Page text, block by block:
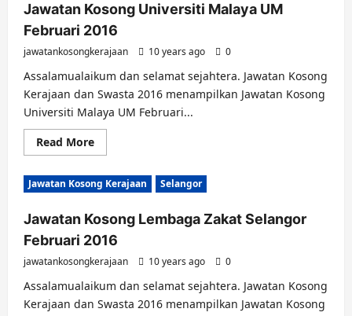
Terengganu
Tengah
April
2016
Jawatan Kosong Universiti Malaya UM
Februari 2016
jawatankosongkerajaan 10 years ago 0
Assalamualaikum dan selamat sejahtera. Jawatan Kosong
Kerajaan dan Swasta 2016 menampilkan Jawatan Kosong
Universiti Malaya UM Februari...
Read MoreRead
more
Jawatan
Kosong
Universiti
UM
Februari
2016
Jawatan Kosong Kerajaan Selangor
Jawatan Kosong Lembaga Zakat Selangor
Februari 2016
jawatankosongkerajaan 10 years ago 0
Assalamualaikum dan selamat sejahtera. Jawatan Kosong
Kerajaan dan Swasta 2016 menampilkan Jawatan Kosong